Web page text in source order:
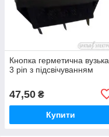
Кнопка герметична вузька
3 pin з підсвічуванням
47,50 ₴
Купити